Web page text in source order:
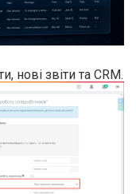
нові звіти та CRM.